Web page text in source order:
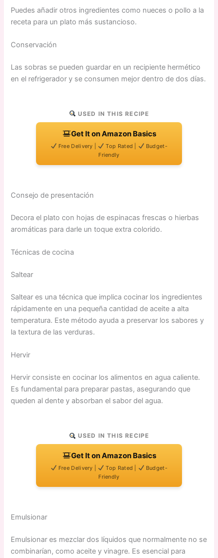
Puedes añadir otros ingredientes como nueces o pollo a la
receta para un plato más sustancioso.
Conservación
Las sobras se pueden guardar en un recipiente hermético
en el refrigerador y se consumen mejor dentro de dos días.
USED IN THIS RECIPE
Get It on Amazon Basics
Free Delivery | Top Rated |
Budget-
Friendly
Consejo de presentación
Decora el plato con hojas de espinacas frescas o hierbas
aromáticas para darle un toque extra colorido.
Técnicas de cocina
Saltear
Saltear es una técnica que implica cocinar los ingredientes
rápidamente en una pequeña cantidad de aceite a alta
temperatura. Este método ayuda a preservar los sabores y
la textura de las verduras.
Hervir
Hervir consiste en cocinar los alimentos en agua caliente.
Es fundamental para preparar pastas, asegurando que
queden al dente y absorban el sabor del agua.
USED IN THIS RECIPE
Get It on Amazon Basics
Free Delivery | Top Rated |
Budget-
Friendly
Emulsionar
Emulsionar es mezclar dos líquidos que normalmente no se
combinarían, como aceite y vinagre. Es esencial para